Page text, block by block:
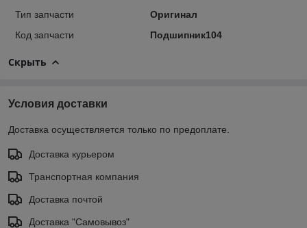
Тип запчасти
Оригинал
Код запчасти
Подшипник104
Скрыть
Условия доставки
Доставка осуществляется только по предоплате.
Доставка курьером
Транспортная компания
Доставка почтой
Доставка "Самовывоз"